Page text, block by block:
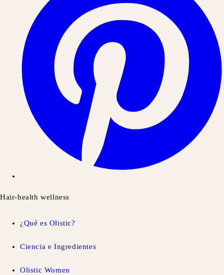
Hair-health wellness
¿Qué es Olistic?
Ciencia e Ingredientes
Olistic Women